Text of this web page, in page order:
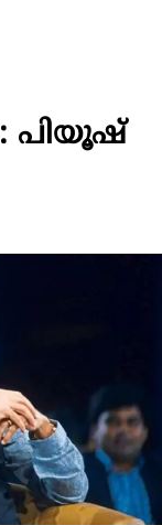
പിയൂഷ്